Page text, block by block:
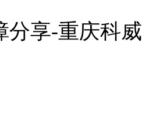
分享-重庆科威